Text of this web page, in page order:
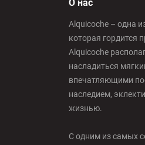
О нас
Alquicoche – одна
которая гордится
Alquicoche
насладиться
впечатляющими
наследием,
жизнью.
С одним из самых